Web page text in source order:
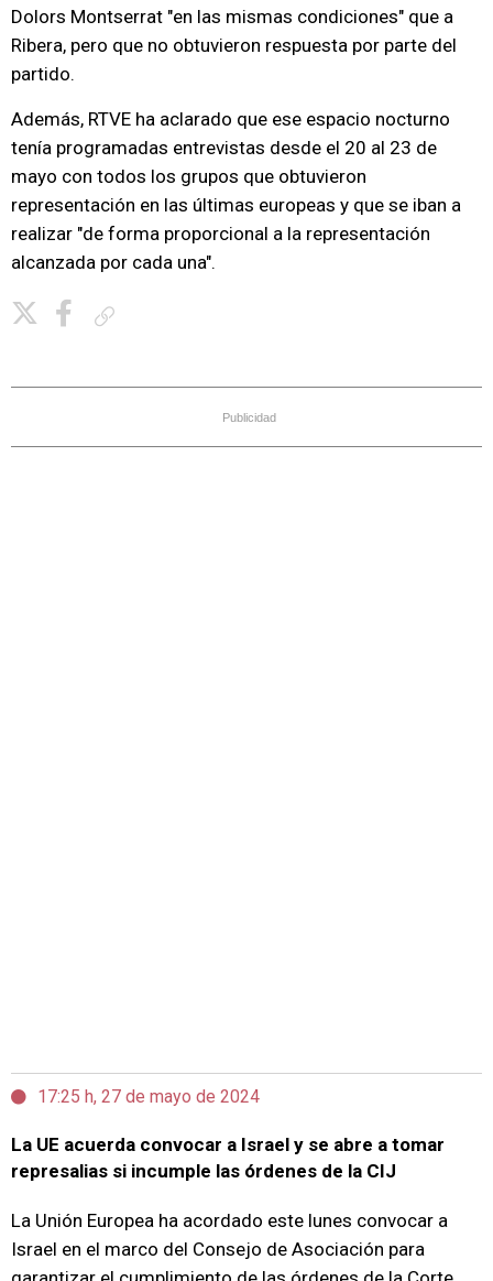
Dolors Montserrat "en las mismas condiciones" que a
Ribera, pero que no obtuvieron respuesta por parte del
partido.
Además, RTVE ha aclarado que ese espacio nocturno
tenía programadas entrevistas desde el 20 al 23 de
mayo con todos los grupos que obtuvieron
representación en las últimas europeas y que se iban a
realizar "de forma proporcional a la representación
alcanzada por cada una".
Publicidad
17:25 h, 27 de mayo de 2024
La UE acuerda convocar a Israel y se abre a tomar
represalias si incumple las órdenes de la CIJ
La Unión Europea ha acordado este lunes convocar a
Israel en el marco del Consejo de Asociación para